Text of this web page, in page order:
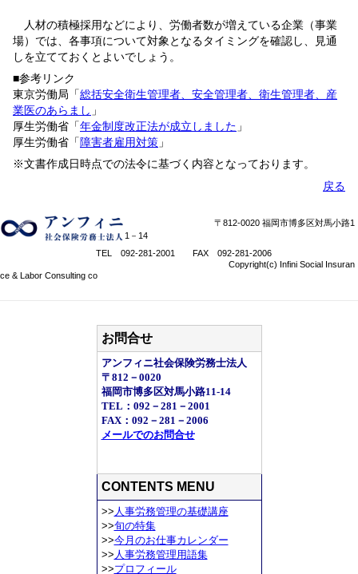
人材の積極採用などにより、労働者数が増えている企業（事業
場）では、各事項について対象となるタイミングを確認し、見通
しを立てておくとよいでしょう。
■参考リンク
東京労働局「総括安全衛生管理者、安全管理者、衛生管理者、産
業医のあらまし 」
厚生労働省「年金制度改正法が成立しました 」
厚生労働省「障害者雇用対策 」
※文書作成日時点での法令に基づく内容となっております。
戻る
〒812-0020 福岡市博多区対馬小路1
1－14
TEL 092-281-2001 FAX 092-281-2006
Copyright(c) Infini Social Insuran
ce & Labor Consulting co
お問合せ
アンフィニ社会保険労務士法人
〒812－0020
福岡市博多区対馬小路11-14
TEL：092－281－2001
FAX：092－281－2006
メールでのお問合せ
CONTENTS MENU
>> 人事労務管理の基礎講座
>>旬の特集
>>今月のお仕事カレンダー
>> 人事労務管理用語集
>>プロフィール